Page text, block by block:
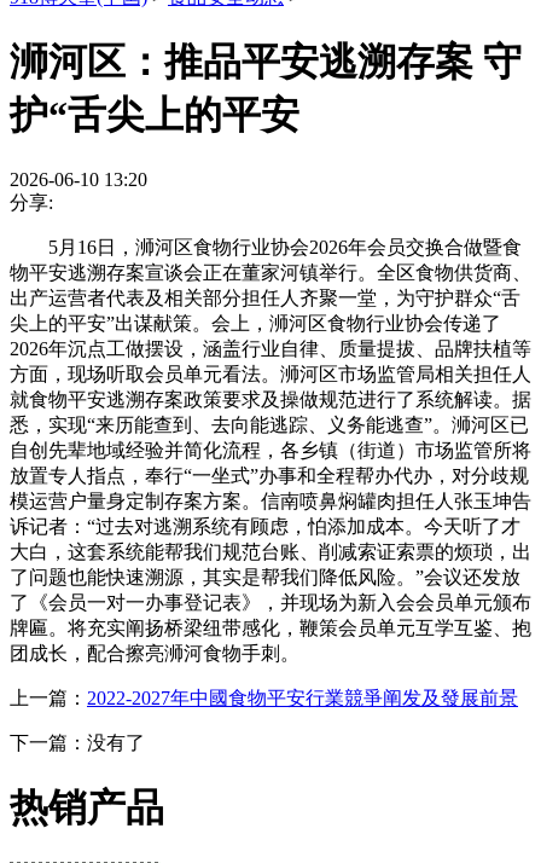
浉河区：推品平安逃溯存案 守
护“舌尖上的平安
2026-06-10 13:20
分享:
5月16日，浉河区食物行业协会2026年会员交换合做暨食
物平安逃溯存案宣谈会正在董家河镇举行。全区食物供货商、
出产运营者代表及相关部分担任人齐聚一堂，为守护群众“舌
尖上的平安”出谋献策。会上，浉河区食物行业协会传递了
2026年沉点工做摆设，涵盖行业自律、质量提拔、品牌扶植等
方面，现场听取会员单元看法。浉河区市场监管局相关担任人
就食物平安逃溯存案政策要求及操做规范进行了系统解读。据
悉，实现“来历能查到、去向能逃踪、义务能逃查”。浉河区已
自创先辈地域经验并简化流程，各乡镇（街道）市场监管所将
放置专人指点，奉行“一坐式”办事和全程帮办代办，对分歧规
模运营户量身定制存案方案。信南喷鼻焖罐肉担任人张玉坤告
诉记者：“过去对逃溯系统有顾虑，怕添加成本。今天听了才
大白，这套系统能帮我们规范台账、削减索证索票的烦琐，出
了问题也能快速溯源，其实是帮我们降低风险。”会议还发放
了《会员一对一办事登记表》，并现场为新入会会员单元颁布
牌匾。将充实阐扬桥梁纽带感化，鞭策会员单元互学互鉴、抱
团成长，配合擦亮浉河食物手刺。
上一篇： 2022-2027年中國食物平安行業競爭阐发及發展前景
下一篇：没有了
热销产品